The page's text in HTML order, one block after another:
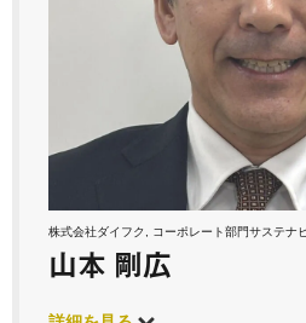
株式会社ダイフク, コーポレート部門サステ
山本 剛広